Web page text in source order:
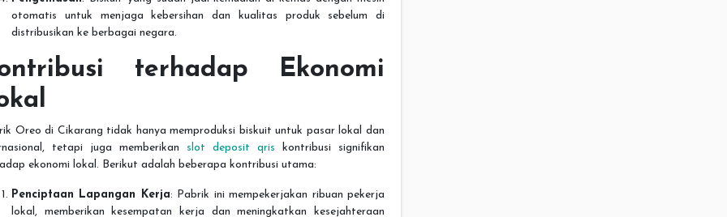
otomatis untuk menjaga kebersihan dan kualitas produk sebelum di
distribusikan ke berbagai negara.
terhadap Ekonomi
Oreo di Cikarang tidak hanya memproduksi biskuit untuk pasar lokal dan
tetapi juga memberikan slot deposit qris kontribusi signifikan
ekonomi lokal. Berikut adalah beberapa kontribusi utama:
Penciptaan Lapangan Kerja: Pabrik ini mempekerjakan ribuan pekerja
lokal, memberikan kesempatan kerja dan meningkatkan kesejahteraan